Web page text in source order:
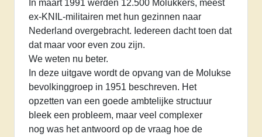
aantal
In maart 1991 werden 12.500 Molukkers, meest
ex-KNIL-militairen met hun gezinnen naar
Nederland overgebracht. Iedereen dacht toen dat
dat maar voor even zou zijn.
We weten nu beter.
In deze uitgave wordt de opvang van de Molukse
bevolkinggroep in 1951 beschreven. Het
opzetten van een goede ambtelijke structuur
bleek een probleem, maar veel complexer
nog was het antwoord op de vraag hoe de